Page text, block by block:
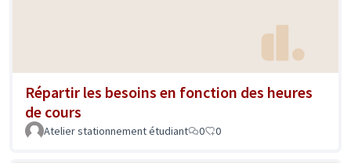
Répartir les besoins en fonction des heures
de cours
Atelier stationnement étudiant 0 0